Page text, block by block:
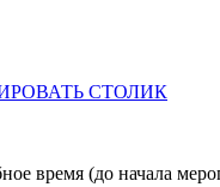
СТОЛИК
время (до начала